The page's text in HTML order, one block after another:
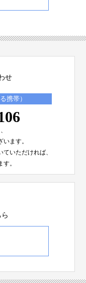
せ
携帯）
ます。
いただければ、
。